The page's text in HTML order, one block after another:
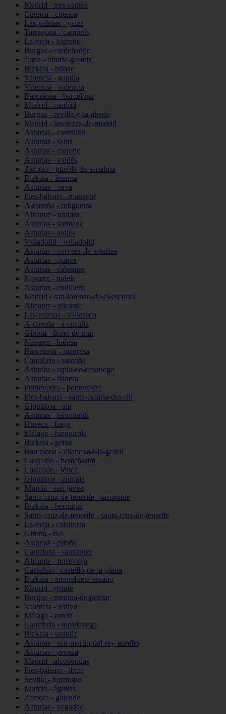
Madrid - tres-cantos
Cuenca - cuenca
Las-palmas - yaiza
Tarragona - cambrils
La-rioja - logroño
Burgos - cardeñadijo
álava - vitoria-gasteiz
Bizkaia - bilbao
Valencia - gandia
Valencia - valencia
Barcelona - barcelona
Madrid - madrid
Burgos - revilla-y-la-ahedo
Madrid - las-rozas-de-madrid
Asturias - castrillón
Asturias - salas
Asturias - carreño
Asturias - valdés
Zamora - puebla-de-sanabria
Bizkaia - lezama
Asturias - nava
Illes-balears - manacor
A-coruña - ortigueira
Alicante - ondara
Asturias - somiedo
Asturias - avilés
Valladolid - valladolid
Asturias - corvera-de-asturias
Asturias - quirós
Asturias - cabranes
Navarra - tudela
Asturias - cudillero
Madrid - san-lorenzo-de-el-escorial
Alicante - alicante
Las-palmas - valleseco
A-coruña - a-coruña
Girona - lloret-de-mar
Navarra - lodosa
Barcelona - manresa
Cantabria - santoña
Asturias - tapia-de-casariego
Asturias - llanera
Pontevedra - pontevedra
Illes-balears - santa-eulària-des-riu
Gipuzkoa - aia
Asturias - taramundi
Huesca - fraga
Málaga - fuengirola
Bizkaia - getxo
Barcelona - vilanova-i-la-geltrú
Castellón - benicàssim
Castellón - jérica
Gipuzkoa - zumaia
Murcia - san-javier
Santa-cruz-de-tenerife - tacoronte
Bizkaia - berriatua
Santa-cruz-de-tenerife - santa-cruz-de-tenerife
La-rioja - calahorra
Girona - das
Asturias - piloña
Cantabria - santander
Alicante - torrevieja
Castellón - castelló-de-la-plana
Bizkaia - amorebieta-etxano
Madrid - getafe
Burgos - medina-de-pomar
Valencia - xàtiva
Málaga - ronda
Cantabria - torrelavega
Bizkaia - urduliz
Asturias - san-martín-del-rey-aurelio
Asturias - proaza
Madrid - alcobendas
Illes-balears - ibiza
Sevilla - bormujos
Murcia - águilas
Zamora - galende
Asturias - vegadeo